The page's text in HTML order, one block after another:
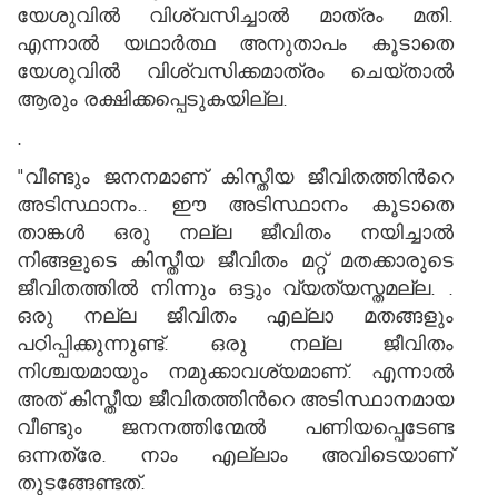
യേശുവില്‍ വിശ്വസിച്ചാല്‍ മാത്രം മതി.
എന്നാല്‍ യഥാര്‍ത്ഥ അനുതാപം കൂടാതെ
യേശുവില്‍ വിശ്വസിക്കമാത്രം ചെയ്താല്‍
ആരും രക്ഷിക്കപ്പെടുകയില്ല.
"വീണ്ടും ജനനമാണ് കിസ്തീയ ജീവിതത്തിന്‍റെ
അടിസ്ഥാനം.. ഈ അടിസ്ഥാനം കൂടാതെ
താങ്കള്‍ ഒരു നല്ല ജീവിതം നയിച്ചാല്‍
നിങ്ങളുടെ കിസ്തീയ ജീവിതം മറ്റ് മതക്കാരുടെ
ജീവിതത്തില്‍ നിന്നും ഒട്ടും വ്യത്യസ്തമല്ല. .
ഒരു നല്ല ജീവിതം എല്ലാ മതങ്ങളും
പഠിപ്പിക്കുന്നുണ്ട്. ഒരു നല്ല ജീവിതം
നിശ്ചയമായും നമുക്കാവശ്യമാണ്. എന്നാല്‍
അത് കിസ്തീയ ജീവിതത്തിന്‍റെ അടിസ്ഥാനമായ
വീണ്ടും ജനനത്തിന്മേല്‍ പണിയപ്പെടേണ്ട
ഒന്നത്രേ. നാം എല്ലാം അവിടെയാണ്
തുടങ്ങേണ്ടത്.